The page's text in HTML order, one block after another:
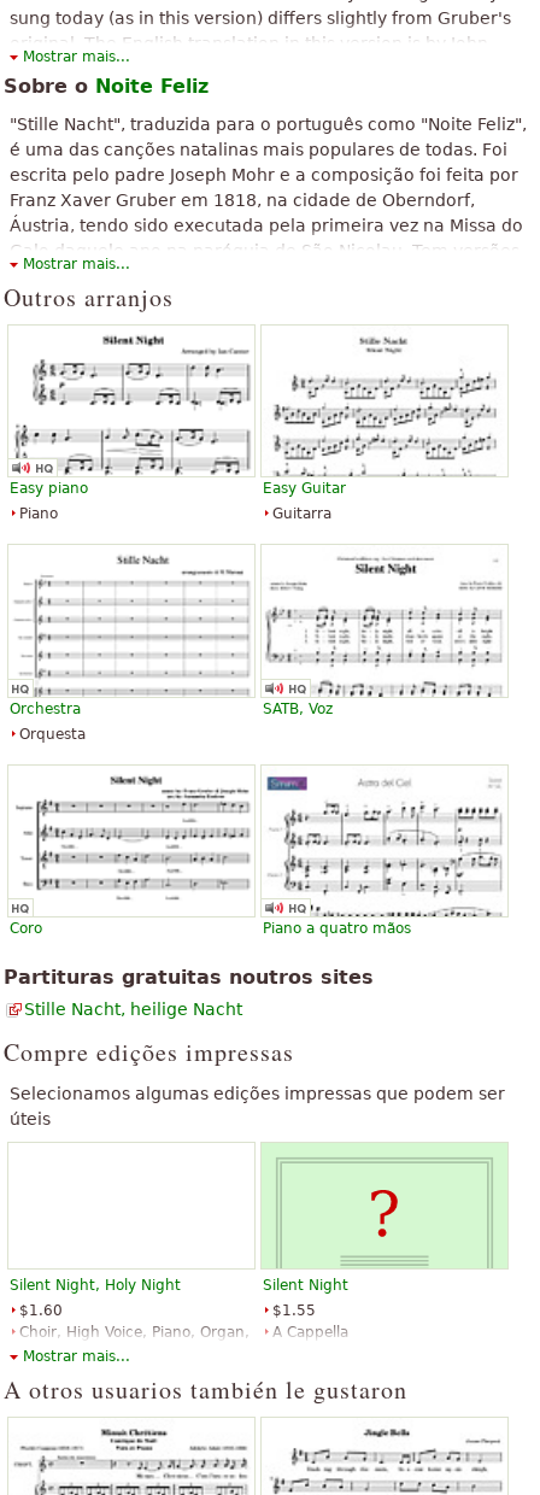
“5 Estrelas!!! ”
“ bom tem as letras e cada coisa
“graciiiaas! Eu ansiava para chegar”
Ver todos (25)
sung today (as in this version) differs slightly from Gruber's
original. The English translation in this version is by John
Freeman Young.
Mostrar mais...
Sobre o Noite Feliz
"Stille Nacht", traduzida para o português como "Noite Feliz",
é uma das canções natalinas mais populares de todas. Foi
escrita pelo padre Joseph Mohr e a composição foi feita por
Franz Xaver Gruber em 1818, na cidade de Oberndorf,
Áustria, tendo sido executada pela primeira vez na Missa do
Galo daquele ano na paróquia de São Nicolau. Tem versões
em, pelo menos, 45 línguas. Foi considerada um Patrimônio
Cultural Imaterial da Humanidade pela UNESCO em 2011.
O texto acima está disponível sob licença de Creative Commons
Attribution-ShareAlike. Faz uso de material contido em artigo do
Wikipedia "Noite Feliz".
Mostrar mais...
Outros arranjos
Easy piano
Piano
Easy Guitar
Guitarra
Orchestra
Orquesta
SATB, Voz
Coro Piano a quatro mãos
Partituras gratuitas noutros sites
Stille Nacht, heilige Nacht
Compre edições impressas
Selecionamos algumas edições impressas que podem ser
úteis
Silent Night, Holy Night
$1.60
Choir, High Voice, Piano, Organ,
Voice Solo
Silent Night
$1.55
A Cappella
Mostrar mais...
A otros usuarios también le gustaron